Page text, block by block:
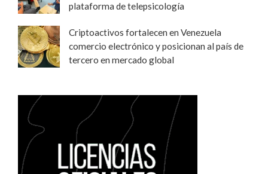
plataforma de telepsicología
Criptoactivos fortalecen en Venezuela
comercio electrónico y posicionan al país de
tercero en mercado global